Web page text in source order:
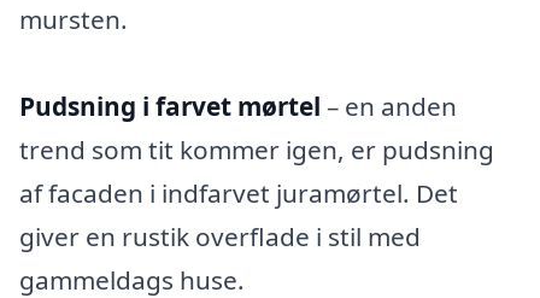
mursten.
Pudsning i farvet mørtel – en anden
trend som tit kommer igen, er pudsning
af facaden i indfarvet juramørtel. Det
giver en rustik overflade i stil med
gammeldags huse.